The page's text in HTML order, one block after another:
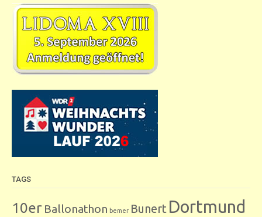
TAGS
10er Ballonathon bemer Bunert Dortmund